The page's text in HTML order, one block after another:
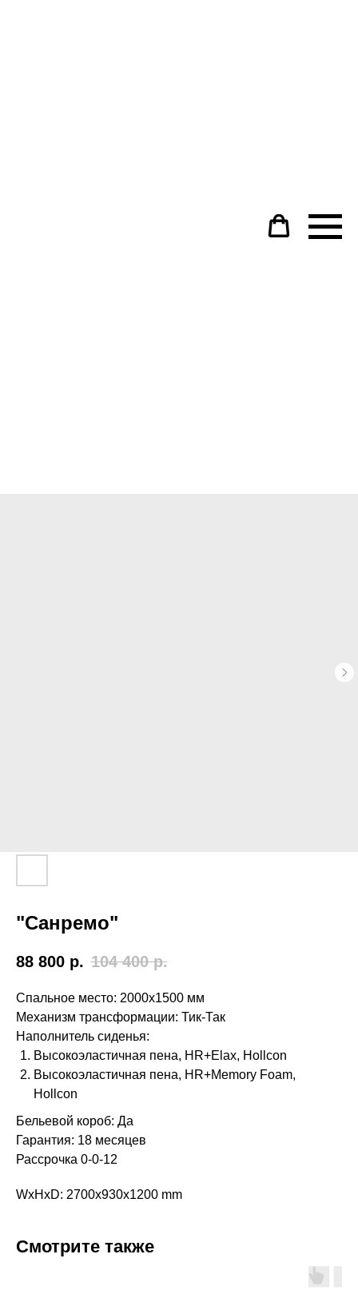
"Санремо"
88 800 р. 104 400 р.
Спальное место: 2000х1500 мм
Механизм трансформации: Тик-Так
Наполнитель сиденья:
Высокоэластичная пена, HR+Elax, Hollcon
Высокоэластичная пена, HR+Memory Foam,
Hollcon
Бельевой короб: Да
Гарантия: 18 месяцев
Рассрочка 0-0-12
WxHxD: 2700x930x1200 mm
Смотрите также